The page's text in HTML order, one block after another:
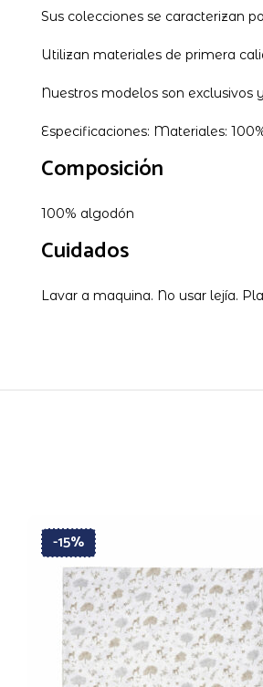
Sus colecciones se caracterizan
Utilizan materiales de primera
Nuestros modelos son
Especificaciones: Materiales:
Composición
100% algodón
Cuidados
Lavar a maquina. No usar lejía.
-15%